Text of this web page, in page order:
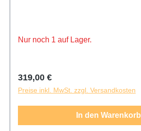
Nur noch 1 auf Lager.
Regulärer Preis:
319,00 €
Preise inkl. MwSt. zzgl. Versandkosten
In den Warenkorb